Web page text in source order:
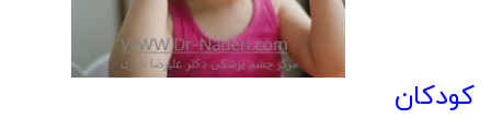
کودکان